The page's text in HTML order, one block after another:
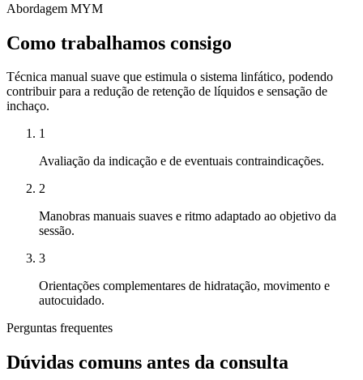
Abordagem MYM
Como trabalhamos consigo
Técnica manual suave que estimula o sistema linfático, podendo
contribuir para a redução de retenção de líquidos e sensação de
inchaço.
1
Avaliação da indicação e de eventuais contraindicações.
2
Manobras manuais suaves e ritmo adaptado ao objetivo da
sessão.
3
Orientações complementares de hidratação, movimento e
autocuidado.
Perguntas frequentes
Dúvidas comuns antes da consulta